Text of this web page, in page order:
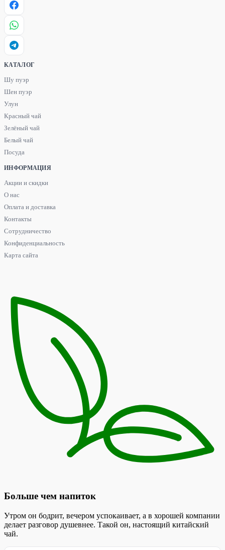
КАТАЛОГ
Шу пуэр
Шен пуэр
Улун
Красный чай
Зелёный чай
Белый чай
Посуда
ИНФОРМАЦИЯ
Акции и скидки
О нас
Оплата и доставка
Контакты
Сотрудничество
Конфиденциальность
Карта сайта
Больше чем напиток
Утром он бодрит, вечером успокаивает, а в хорошей компании
делает разговор душевнее. Такой он, настоящий китайский
чай.